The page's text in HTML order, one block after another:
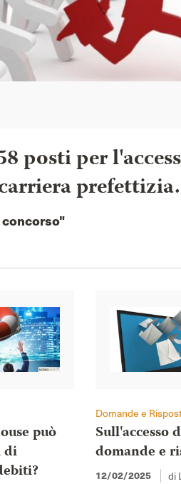
posti per
prefettizia.
può
di
Domande e
Sull'accesso
domande e
12/02/2025 di